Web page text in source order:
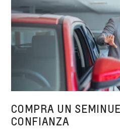
COMPRA UN
CONFIANZA